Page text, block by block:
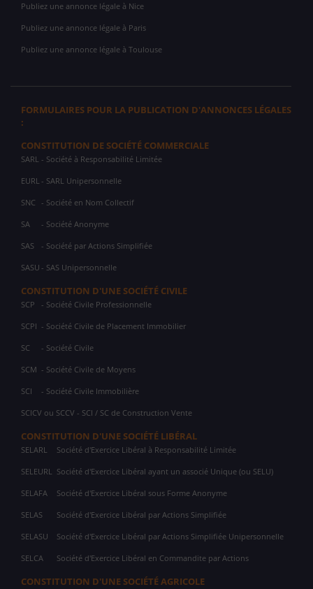
Publiez une annonce légale à Nice
Publiez une annonce légale à Paris
Publiez une annonce légale à Toulouse
FORMULAIRES POUR LA PUBLICATION D'ANNONCES LÉGALES
:
CONSTITUTION DE SOCIÉTÉ COMMERCIALE
SARL - Société à Responsabilité Limitée
EURL - SARL Unipersonnelle
SNC - Société en Nom Collectif
SA - Société Anonyme
SAS - Société par Actions Simplifiée
SASU - SAS Unipersonnelle
CONSTITUTION D'UNE SOCIÉTÉ CIVILE
SCP - Société Civile Professionnelle
SCPI - Société Civile de Placement Immobilier
SC - Société Civile
SCM - Société Civile de Moyens
SCI - Société Civile Immobilière
SCICV ou SCCV - SCI / SC de Construction Vente
CONSTITUTION D'UNE SOCIÉTÉ LIBÉRAL
SELARL Société d'Exercice Libéral à Responsabilité Limitée
SELEURL Société d'Exercice Libéral ayant un associé Unique (ou SELU)
SELAFA Société d'Exercice Libéral sous Forme Anonyme
SELAS Société d'Exercice Libéral par Actions Simplifiée
SELASU Société d'Exercice Libéral par Actions Simplifiée Unipersonnelle
SELCA Société d'Exercice Libéral en Commandite par Actions
CONSTITUTION D'UNE SOCIÉTÉ AGRICOLE